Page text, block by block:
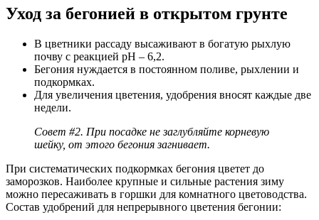
Уход за бегонией в открытом грунте
В цветники рассаду высаживают в богатую рыхлую
почву с реакцией рН – 6,2.
Бегония нуждается в постоянном поливе, рыхлении и
подкормках.
Для увеличения цветения, удобрения вносят каждые две
недели.
Совет #2. При посадке не заглубляйте корневую
шейку, от этого бегония загнивает.
При систематических подкормках бегония цветет до
заморозков. Наиболее крупные и сильные растения зиму
можно пересаживать в горшки для комнатного цветоводства.
Состав удобрений для непрерывного цветения бегонии: